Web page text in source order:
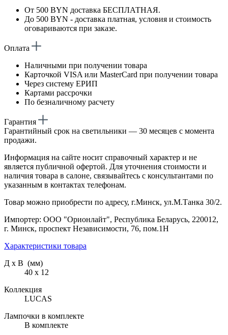
От 500 BYN доставка БЕСПЛАТНАЯ.
До 500 BYN - доставка платная, условия и стоимость
оговариваются при заказе.
Оплата
Наличными при получении товара
Карточкой VISA или MasterCard при получении товара
Через систему ЕРИП
Картами рассрочки
По безналичному расчету
Гарантия
Гарантийный срок на светильники — 30 месяцев с момента
продажи.
Информация на сайте носит справочный характер и не
является публичной офертой. Для уточнения стоимости и
наличия товара в салоне, связывайтесь с консультантами по
указанным в контактах телефонам.
Товар можно приобрести по адресу, г.Минск, ул.М.Танка 30/2.
Импортер: ООО "Орионлайт", Республика Беларусь, 220012,
г. Минск, проспект Независимости, 76, пом.1Н
Характеристики товара
Д х В (мм)
40 х 12
Коллекция
LUCAS
Лампочки в комплекте
В комплекте